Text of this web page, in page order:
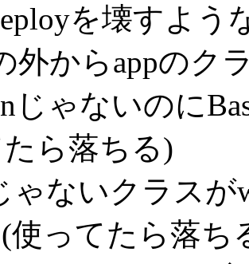
を壊すよう
外からappのク
じゃないのに
ら落ちる)
ゃないクラス
(使ってたら落ち